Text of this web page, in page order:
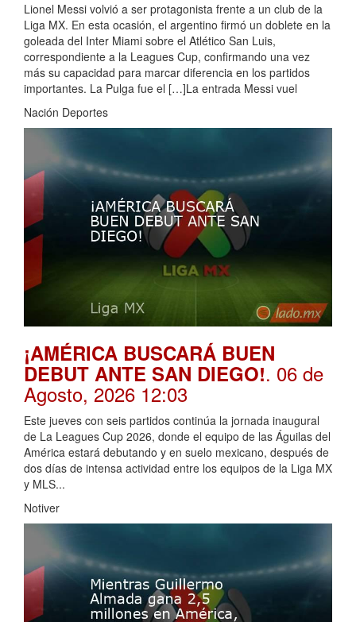
Lionel Messi volvió a ser protagonista frente a un club de la
Liga MX. En esta ocasión, el argentino firmó un doblete en la
goleada del Inter Miami sobre el Atlético San Luis,
correspondiente a la Leagues Cup, confirmando una vez
más su capacidad para marcar diferencia en los partidos
importantes. La Pulga fue el […]La entrada Messi vuel
Nación Deportes
¡AMÉRICA BUSCARÁ BUEN
DEBUT ANTE SAN DIEGO!. 06 de
Agosto, 2026 12:03
Este jueves con seis partidos continúa la jornada inaugural
de La Leagues Cup 2026, donde el equipo de las Águilas del
América estará debutando y en suelo mexicano, después de
dos días de intensa actividad entre los equipos de la Liga MX
y MLS...
Notiver